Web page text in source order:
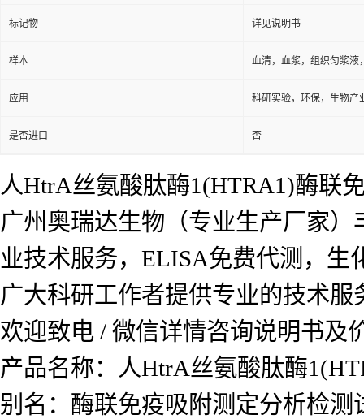
标记物 详见说明书
样本 血清，血浆，组织匀浆液
应用 科研实验，环保，生物产
是否进口 否
人HtrA丝氨酸肽酶1(HTRA1)酶联
广州奥瑞达生物（专业生产厂家
业技术服务，ELISA免费代测，生
广大科研工作者提供专业的技术
欢迎致电 / 微信详情咨询说明书及
产品名称： 人HtrA丝氨酸肽酶
别名：酶联免疫吸附测定分析检测